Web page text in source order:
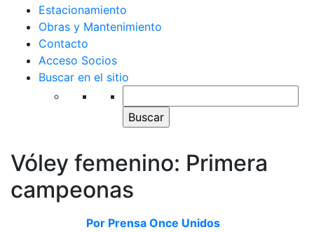
Estacionamiento
Obras y Mantenimiento
Contacto
Acceso Socios
Buscar en el sitio
Vóley femenino: Primera
campeonas
Por Prensa Once Unidos